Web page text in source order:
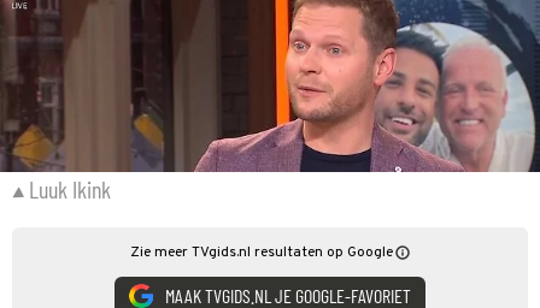
Luuk Ikink
Zie meer TVgids.nl resultaten op Google
MAAK TVGIDS.NL JE GOOGLE-FAVORIET